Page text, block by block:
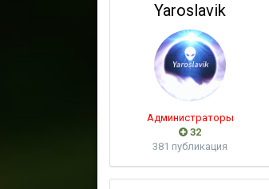
Yaroslavik
Администраторы
32
381 публикация